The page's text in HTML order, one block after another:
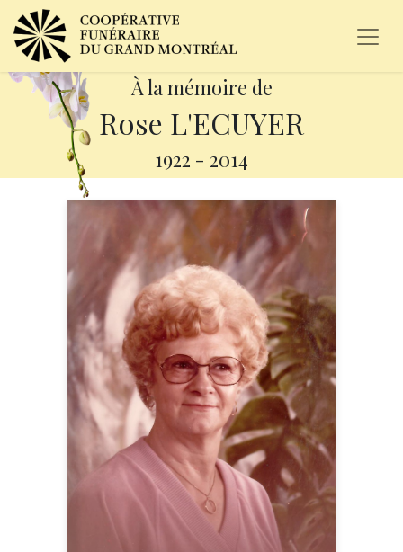
À la mémoire de
Rose L'ECUYER
1922 - 2014